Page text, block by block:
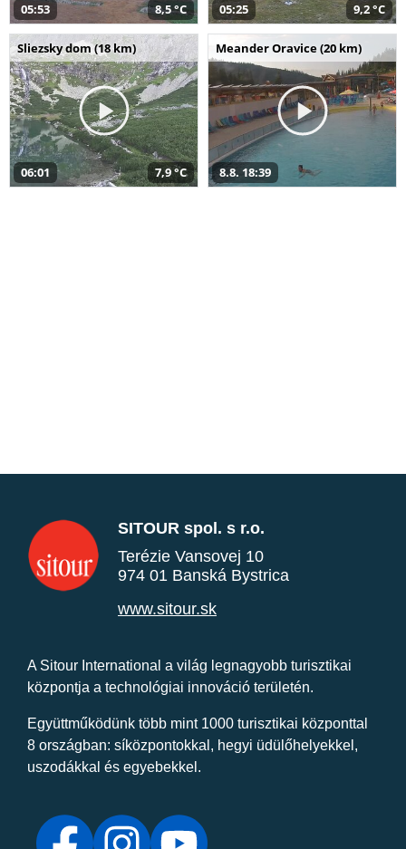
05:53 8,5 °C 05:25 9,2 °C
Sliezsky dom (18 km)
06:01 7,9 °C
Meander Oravice (20 km)
8.8. 18:39
SITOUR spol. s r.o.
Terézie Vansovej 10
974 01 Banská Bystrica
www.sitour.sk
A Sitour International a világ legnagyobb turisztikai
központja a technológiai innováció területén.
Együttműködünk több mint 1000 turisztikai központtal
8 országban: síközpontokkal, hegyi üdülőhelyekkel,
uszodákkal és egyebekkel.